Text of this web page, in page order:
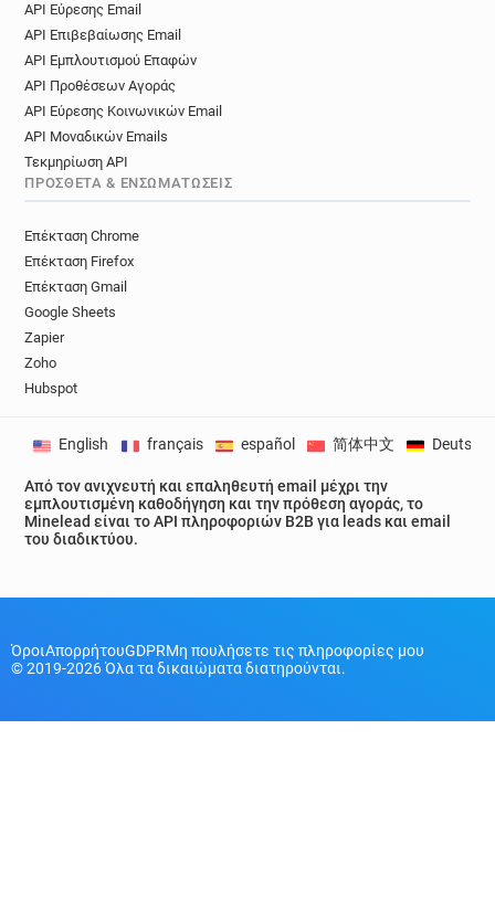
API Εύρεσης Email
API Επιβεβαίωσης Email
API Εμπλουτισμού Επαφών
API Προθέσεων Αγοράς
API Εύρεσης Κοινωνικών Email
API Μοναδικών Emails
Τεκμηρίωση API
ΠΡΌΣΘΕΤΑ & ΕΝΣΩΜΑΤΏΣΕΙΣ
Επέκταση Chrome
Επέκταση Firefox
Επέκταση Gmail
Google Sheets
Zapier
Zoho
Hubspot
Από τον ανιχνευτή και επαληθευτή email μέχρι την
εμπλουτισμένη καθοδήγηση και την πρόθεση αγοράς, το
Minelead είναι το API πληροφοριών B2B για leads και email
του διαδικτύου.
English français español 简体中文 Deutsch
ΌροιΑπορρήτουGDPRΜη πουλήσετε τις πληροφορίες μου
© 2019-2026 Όλα τα δικαιώματα διατηρούνται.